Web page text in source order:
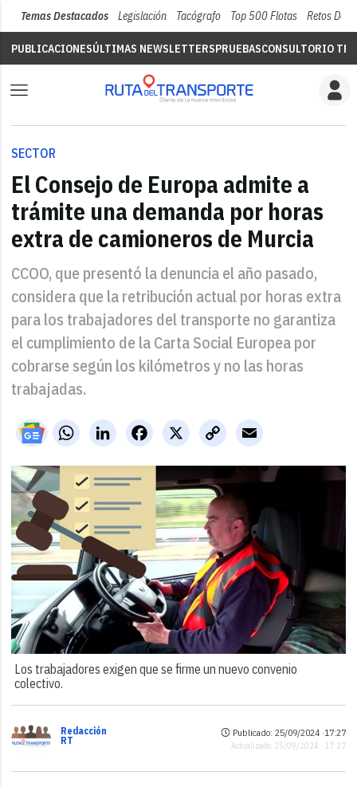
Temas Destacados Legislación Tacógrafo Top 500 Flotas Retos Del
PUBLICACIONESÚLTIMAS NEWSLETTERSPRUEBASCONSULTORIO
SECTOR
El Consejo de Europa admite a
trámite una demanda por horas
extra de camioneros de Murcia
CCOO, que presentó la denuncia el año pasado,
considera que la retribución actual por horas extra
para los trabajadores del transporte no garantiza
el cumplimiento de la Carta Social Europea por
cobrarse según los kilómetros y no las horas
trabajadas.
WhatsAppLinkedIn X
Facebook
Copy
Link
Email
Los trabajadores exigen que se firme un nuevo convenio
colectivo.
Redacción
RT
Publicado: 25/09/2024 ·17:27
Actualizado: 25/09/2024 · 17:27